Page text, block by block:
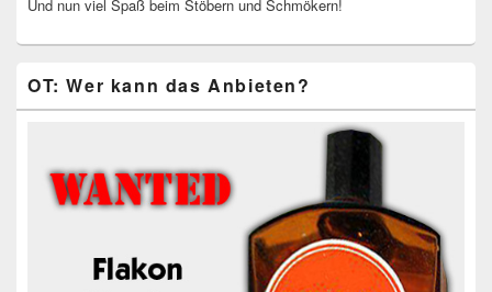
Und nun viel Spaß beim Stöbern und Schmökern!
OT: Wer kann das Anbieten?